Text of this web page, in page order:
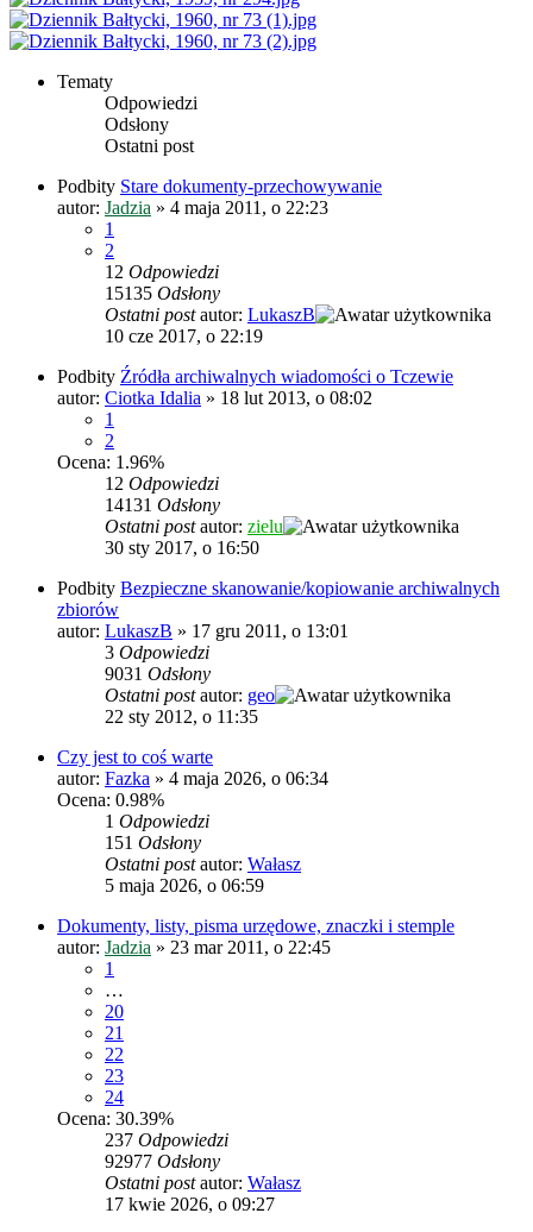
Tematy
Odpowiedzi
Odsłony
Ostatni post
Podbity Stare dokumenty-przechowywanie
autor: Jadzia » 4 maja 2011, o 22:23
1
2
12 Odpowiedzi
15135 Odsłony
Ostatni postautor: LukaszB
10 cze 2017, o 22:19
Podbity Źródła archiwalnych wiadomości o Tczewie
autor: Ciotka Idalia » 18 lut 2013, o 08:02
1
2
Ocena: 1.96%
12 Odpowiedzi
14131 Odsłony
Ostatni postautor: zielu
30 sty 2017, o 16:50
Podbity Bezpieczne skanowanie/kopiowanie archiwalnych
zbiorów
autor: LukaszB » 17 gru 2011, o 13:01
3 Odpowiedzi
9031 Odsłony
Ostatni postautor: geo
22 sty 2012, o 11:35
Czy jest to coś warte
autor: Fazka » 4 maja 2026, o 06:34
Ocena: 0.98%
1 Odpowiedzi
151 Odsłony
Ostatni postautor: Wałasz
5 maja 2026, o 06:59
Dokumenty, listy, pisma urzędowe, znaczki i stemple
autor: Jadzia » 23 mar 2011, o 22:45
1
…
20
21
22
23
24
Ocena: 30.39%
237 Odpowiedzi
92977 Odsłony
Ostatni postautor: Wałasz
17 kwie 2026, o 09:27